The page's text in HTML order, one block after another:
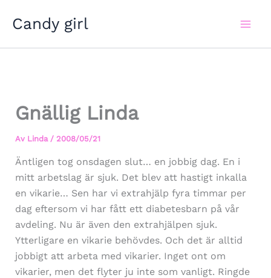
Candy girl
Gnällig Linda
Av Linda / 2008/05/21
Äntligen tog onsdagen slut… en jobbig dag. En i
mitt arbetslag är sjuk. Det blev att hastigt inkalla
en vikarie… Sen har vi extrahjälp fyra timmar per
dag eftersom vi har fått ett diabetesbarn på vår
avdeling. Nu är även den extrahjälpen sjuk.
Ytterligare en vikarie behövdes. Och det är alltid
jobbigt att arbeta med vikarier. Inget ont om
vikarier, men det flyter ju inte som vanligt. Ringde